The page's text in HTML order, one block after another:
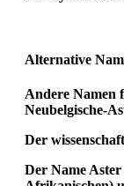
Alternative
Andere Namen
Neubelgische-
Der
Der Name Aster